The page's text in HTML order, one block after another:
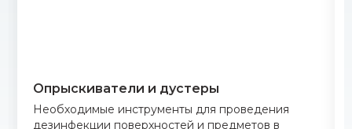
Опрыскиватели и дустеры
Необходимые инструменты для проведения
дезинфекции поверхностей и предметов в